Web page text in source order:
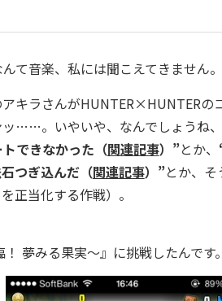
音楽、私には聞こえてきません。
キラさんがHUNTER×HUNTERの
……。いやいや、なんでしょうね、
できなかった（関連記事）”とか、
つぎ込んだ（関連記事）”とか、そ
正当化する作戦）。
夢みる果実～』に挑戦したんです。